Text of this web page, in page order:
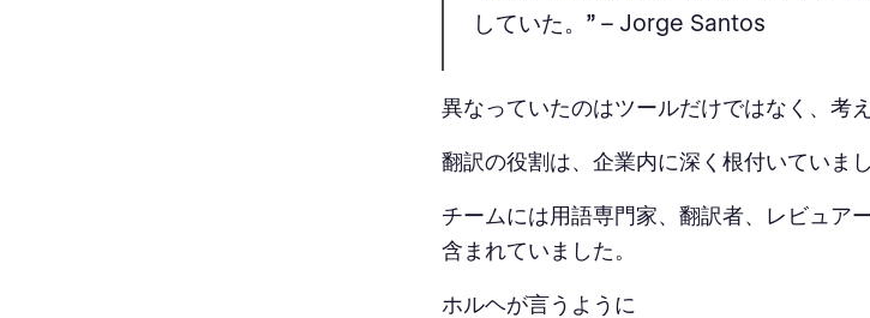
していた。” – Jorge Santos
異なっていたのはツールだけではなく、考
翻訳の役割は、企業内に深く根付いていまし
チームには用語専門家、翻訳者、レビュア
含まれていました。
ホルヘが言うように